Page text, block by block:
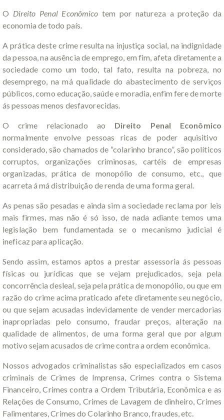
O Direito Penal Econômico tem por natureza a proteção da
economia de todo país.
A prática deste crime resulta na injustiça social, na indignidade
da pessoa, na ausência de emprego, em fim, afeta diretamente a
sociedade como um todo, tal fato, resulta na pobreza, no
desemprego, na má qualidade do abastecimento de serviços
públicos, como educação, saúde e moradia, enfim fere de morte
ás pessoas menos desfavorecidas.
O crime relacionado ao Direito Penal Econômico
normalmente envolve pessoas ricas de poder aquisitivo
considerado, são chamados de “colarinho branco”, são políticos
corruptos, organizações criminosas, cartéis de empresas
organizadas, prática de monopólio de consumo, etc., que
acarreta á má distribuição de renda de uma forma geral.
As penas são pesadas e ainda sim a sociedade reclama por leis
mais firmes, mas não é só isso, de nada adiante temos uma
legislação bem fundamentada se o mecanismo judicial é
ineficaz para aplicação.
Sendo assim, estamos aptos a prestar assessoria ás pessoas
físicas ou jurídicas que se vejam prejudicados, seja pela
concorrência desleal, seja pela prática de monopólio, ou que em
razão do crime acima praticado afete diretamente seu negócio,
ou que sejam acusadas indevidamente de vender mercadorias
inapropriadas pelo consumo, fraudar preços, alteração na
qualidade de alimentos, de uma forma geral que por algum
motivo sejam acusados de crime contra a ordem econômica.
Nossos advogados criminalistas são especializados em casos
criminais de Crimes de Imprensa, Crimes contra o Sistema
Financeiro, Crimes contra a Ordem Tributária, Econômica e as
Relações de Consumo, Crimes de Lavagem de dinheiro, Crimes
Falimentares, Crimes do Colarinho Branco, fraudes, etc.